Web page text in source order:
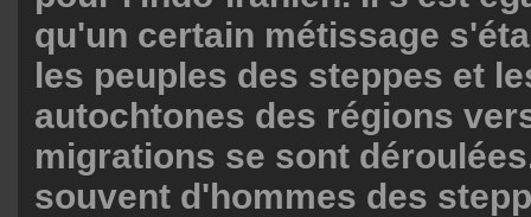
qu'un certain métissage
les peuples des steppes et
autochtones des régions
migrations se sont
souvent d'hommes des